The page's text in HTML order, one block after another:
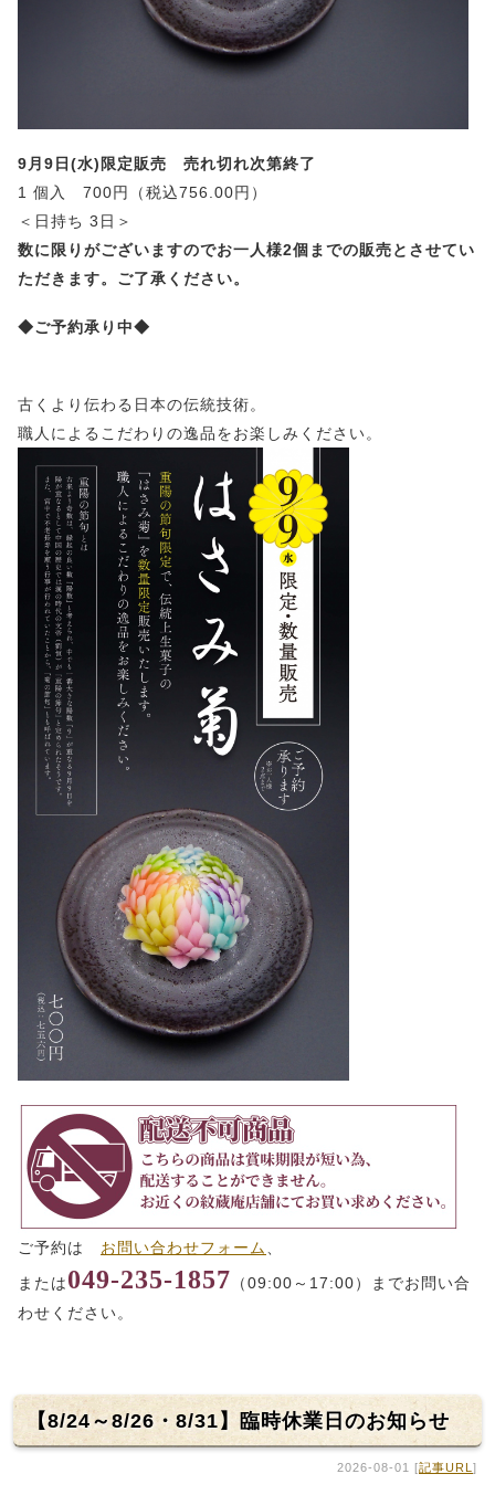
9月9日(水)限定販売 売れ切れ次第終了
1 個入 700円（税込756.00円）
＜日持ち 3日＞
数に限りがございますのでお一人様2個までの販売とさせてい
ただきます。ご了承ください。
◆ご予約承り中◆
古くより伝わる日本の伝統技術。
職人によるこだわりの逸品をお楽しみください。
ご予約は お問い合わせフォーム
または049-235-1857 （09:00～17:00）までお問い合
わせください。
【8/24～8/26・8/31】臨時休業日のお知らせ
2026-08-01 [記事URL ]